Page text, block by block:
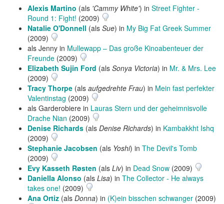
Alexis Martino (als 'Cammy White') in Street Fighter -
Round 1: Fight! (2009)
Natalie O'Donnell (als Sue) in My Big Fat Greek Summer
(2009)
als Jenny in Mullewapp – Das große Kinoabenteuer der
Freunde (2009)
Elizabeth Sujin Ford (als Sonya Victoria) in Mr. & Mrs. Lee
(2009)
Tracy Thorpe (als aufgedrehte Frau) in Mein fast perfekter
Valentinstag (2009)
als Garderobiere in Lauras Stern und der geheimnisvolle
Drache Nian (2009)
Denise Richards (als Denise Richards) in Kambakkht Ishq
(2009)
Stephanie Jacobsen (als Yoshi) in The Devil's Tomb
(2009)
Evy Kasseth Røsten (als Liv) in Dead Snow (2009)
Daniella Alonso (als Lisa) in The Collector - He always
takes one! (2009)
Ana Ortiz (als Donna) in (K)ein bisschen schwanger (2009)